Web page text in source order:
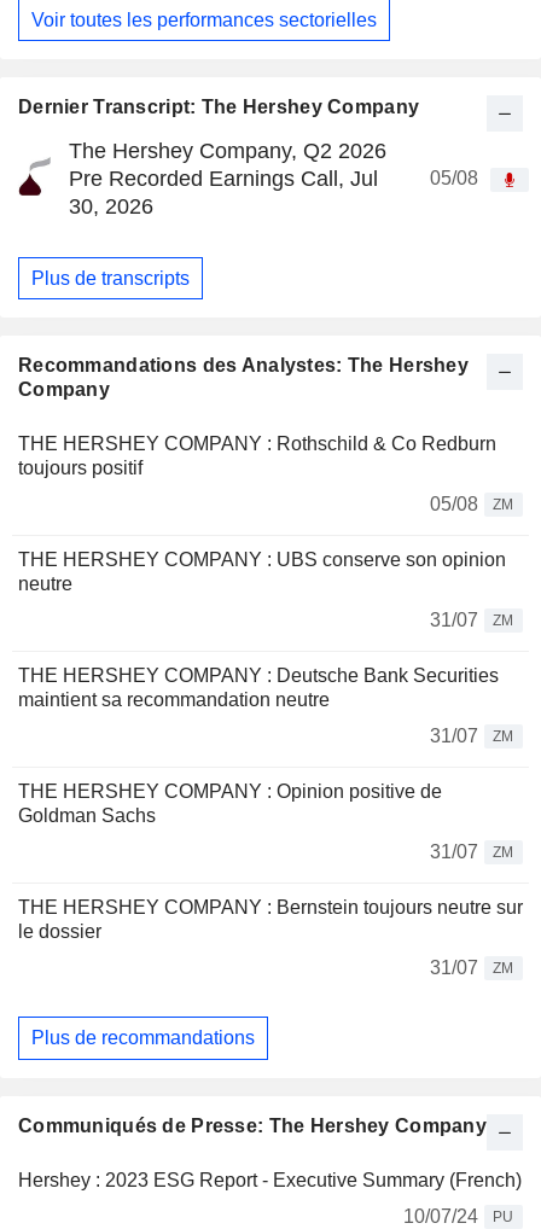
Dernier Transcript: The Hershey Company
The Hershey Company, Q2 2026
Pre Recorded Earnings Call, Jul
30, 2026
05/08
Plus de transcripts
Recommandations des Analystes: The Hershey
Company
THE HERSHEY COMPANY : Rothschild & Co Redburn
toujours positif
05/08
ZM
THE HERSHEY COMPANY : UBS conserve son opinion
neutre
31/07
ZM
THE HERSHEY COMPANY : Deutsche Bank Securities
maintient sa recommandation neutre
31/07
ZM
THE HERSHEY COMPANY : Opinion positive de
Goldman Sachs
31/07
ZM
THE HERSHEY COMPANY : Bernstein toujours neutre sur
le dossier
31/07
ZM
Plus de recommandations
Communiqués de Presse: The Hershey Company
Hershey : 2023 ESG Report - Executive Summary (French)
10/07/24
PU
Voir toutes les performances sectorielles